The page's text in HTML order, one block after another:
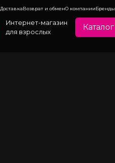
ДоставкаВозврат и обменО компанииБренды
Интернет-магазин
для взрослых
Каталог